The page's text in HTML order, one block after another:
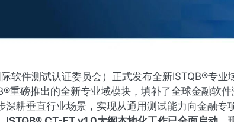
软件测试认证委员会）正式发布全新ISTQB®专
重磅推出的全新专业域模块，填补了全球金融软
深耕垂直行业场景，实现从通用测试能力向金融专